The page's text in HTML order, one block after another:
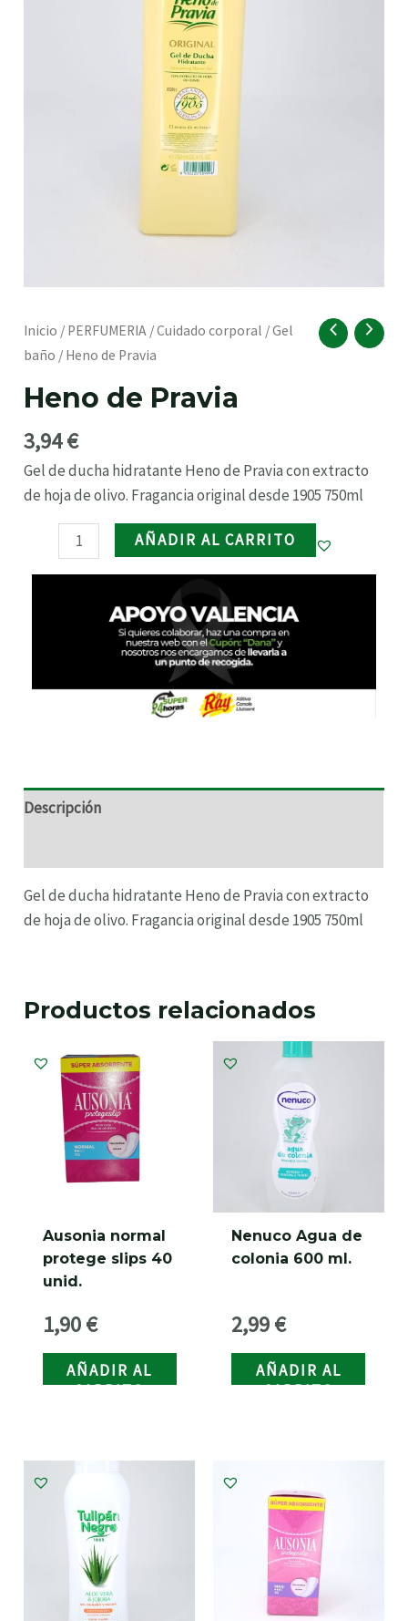
Inicio / PERFUMERIA /Cuidado corporal /Gel
baño / Heno de Pravia
Heno de Pravia
3,94€
Gel de ducha hidratante Heno de Pravia con extracto
de hoja de olivo. Fragancia original desde 1905 750ml
Heno
de
cantidad
AÑADIR AL CARRITO
Descripción
Gel de ducha hidratante Heno de Pravia con extracto
de hoja de olivo. Fragancia original desde 1905 750ml
Productos relacionados
Ausonia normal
protege slips 40
unid.
1,90€
AÑADIR AL
CARRITO
Nenuco Agua de
colonia 600 ml.
2,99€
AÑADIR AL
CARRITO